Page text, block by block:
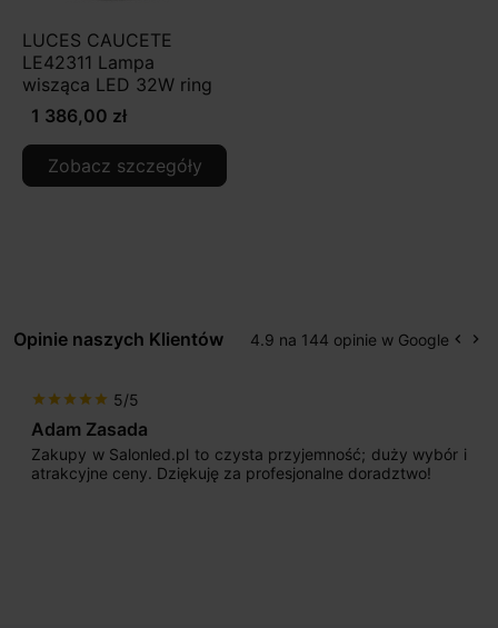
LUCES CAUCETE
LE42311 Lampa
wisząca LED 32W ring
1 386,00 zł
Zobacz szczegóły
Opinie naszych Klientów 4.9 na 144 opinie w Google keyboard_arrow_left keyboard_arrow_right
star star star star star 5/5
Adam Zasada
Zakupy w Salonled.pl to czysta przyjemność; duży wybór i
atrakcyjne ceny. Dziękuję za profesjonalne doradztwo!